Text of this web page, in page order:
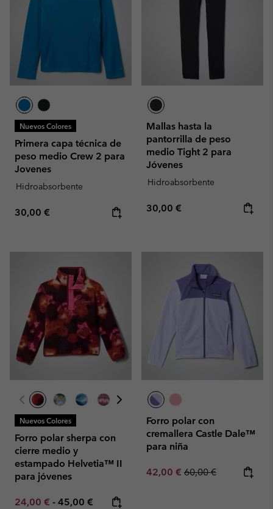
Nuevos Colores
Primera capa técnica de
peso medio Crew 2 para
Jovenes
Hidroabsorbente
Regular price:
30,00 €
Mallas hasta la
pantorrilla de peso
medio Tight 2 para
Jóvenes
Hidroabsorbente
Regular price:
30,00 €
Nuevos Colores
Forro polar sherpa con
cierre medio y
estampado Helvetia™ II
para jóvenes
Minimum sale price:
24,00 € - Maximum price:
45,00 €
Forro polar con
cremallera Castle Dale™
para niña
Sale price:
42,00 € Regular price:
60,00 €